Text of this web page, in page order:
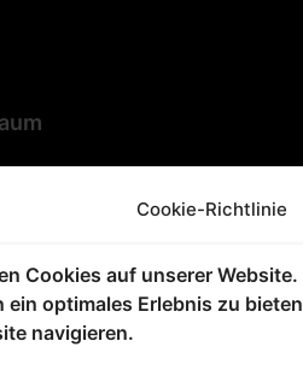
Cookie-Richtlinie
Cookies auf unserer
ein optimales Erlebnis zu
navigieren.